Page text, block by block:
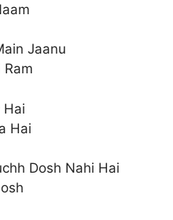
Jaanu
Ram
Hai
Hai
Dosh Nahi Hai